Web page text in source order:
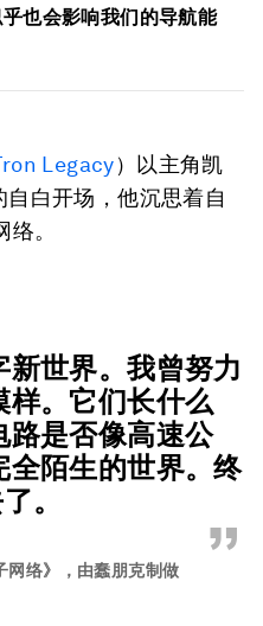
也会影响我们的导航能
Legacy）以主角凯
白开场，他沉思着自
。
世界。我曾努力
样。它们长什么
路是否像高速公
全陌生的世界。终
。
”
网络》，由蠢朋克制做